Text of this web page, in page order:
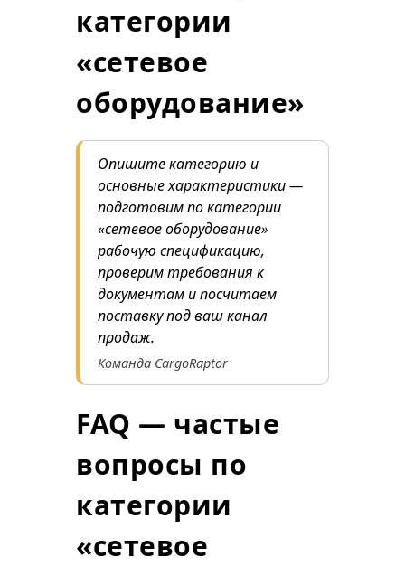
категории
«сетевое
оборудование»
Опишите категорию и
основные характеристики —
подготовим по категории
«сетевое оборудование»
рабочую спецификацию,
проверим требования к
документам и посчитаем
поставку под ваш канал
продаж.
Команда CargoRaptor
FAQ — частые
вопросы по
категории
«сетевое